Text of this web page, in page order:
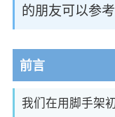
的朋友可以参
前言
我们在用脚手架